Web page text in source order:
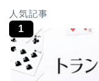
人気記事